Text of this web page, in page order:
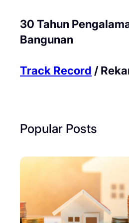
30 Tahun
Bangunan
Track Record /
Popular Posts